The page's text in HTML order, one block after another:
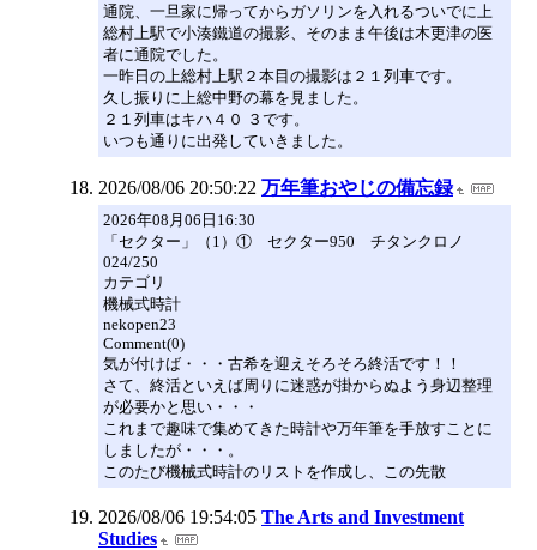
通院、一旦家に帰ってからガソリンを入れるついでに上
総村上駅で小湊鐵道の撮影、そのまま午後は木更津の医
者に通院でした。
一昨日の上総村上駅２本目の撮影は２１列車です。
久し振りに上総中野の幕を見ました。
２１列車はキハ４０ ３です。
いつも通りに出発していきました。
2026/08/06 20:50:22 万年筆おやじの備忘録
2026年08月06日16:30
「セクター」（1）① セクター950 チタンクロノ
024/250
カテゴリ
機械式時計
nekopen23
Comment(0)
気が付けば・・・古希を迎えそろそろ終活です！！
さて、終活といえば周りに迷惑が掛からぬよう身辺整理
が必要かと思い・・・
これまで趣味で集めてきた時計や万年筆を手放すことに
しましたが・・・。
このたび機械式時計のリストを作成し、この先散
2026/08/06 19:54:05 The Arts and Investment
Studies